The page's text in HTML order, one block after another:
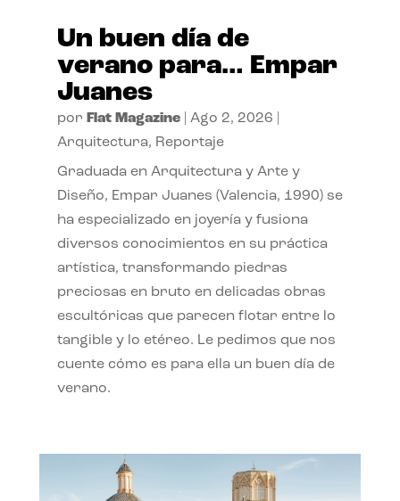
Un buen día de
verano para… Empar
Juanes
por Flat Magazine| Ago 2, 2026
Arquitectura, Reportaje
Graduada en Arquitectura y Arte y
Diseño, Empar Juanes (Valencia, 1990) se
ha especializado en joyería y fusiona
diversos conocimientos en su práctica
artística, transformando piedras
preciosas en bruto en delicadas obras
escultóricas que parecen flotar entre lo
tangible y lo etéreo. Le pedimos que nos
cuente cómo es para ella un buen día de
verano.